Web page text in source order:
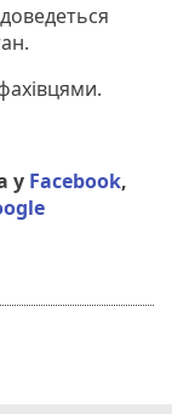
у Facebook,